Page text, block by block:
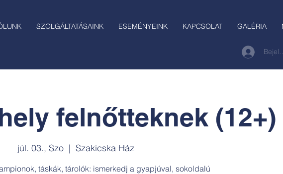
SZOLGÁLTATÁSAINK ESEMÉNYEINK KAPCSOLAT GALÉRIA
felnőtteknek (12+)
júl. 03., Szo
  |
Szakicska Ház
táskák, tárolók: ismerkedj a gyapjúval, sokoldalú